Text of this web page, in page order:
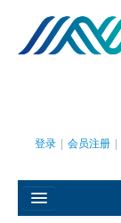
登录 | 会员注册 |